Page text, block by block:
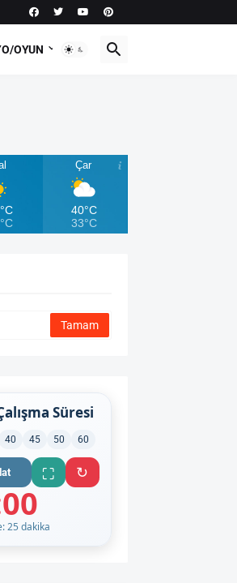
OYUN
Çar
40°C
33°C
Süresi
40 45 50 60
⛶ ↻
25 dakika